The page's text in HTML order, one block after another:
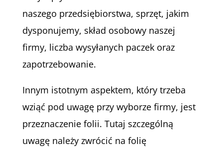
naszego przedsiębiorstwa, sprzęt, jakim
dysponujemy, skład osobowy naszej
firmy, liczba wysyłanych paczek oraz
zapotrzebowanie.
Innym istotnym aspektem, który trzeba
wziąć pod uwagę przy wyborze firmy, jest
przeznaczenie folii. Tutaj szczególną
uwagę należy zwrócić na folię